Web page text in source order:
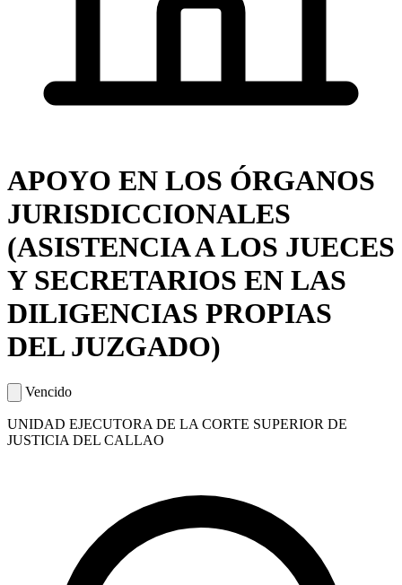
APOYO EN LOS ÓRGANOS
JURISDICCIONALES
(ASISTENCIA A LOS JUECES
Y SECRETARIOS EN LAS
DILIGENCIAS PROPIAS
DEL JUZGADO)
Vencido
UNIDAD EJECUTORA DE LA CORTE SUPERIOR DE
JUSTICIA DEL CALLAO